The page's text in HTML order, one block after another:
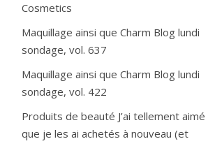
Cosmetics
Maquillage ainsi que Charm Blog lundi
sondage, vol. 637
Maquillage ainsi que Charm Blog lundi
sondage, vol. 422
Produits de beauté J’ai tellement aimé
que je les ai achetés à nouveau (et